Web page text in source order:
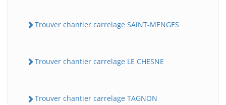
Trouver chantier carrelage SAiNT-MENGES
Trouver chantier carrelage LE CHESNE
Trouver chantier carrelage TAGNON